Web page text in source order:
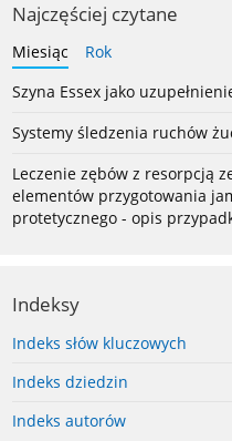
Najczęściej czytane
Miesiąc
Rok
Szyna Essex jako
Systemy śledzenia ruchów
Leczenie zębów z resorpcją
elementów przygotowania
protetycznego - opis
Indeksy
Indeks słów kluczowych
Indeks dziedzin
Indeks autorów